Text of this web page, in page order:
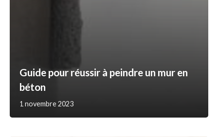
Guide pour réussir à peindre un mur en
béton
1 novembre 2023